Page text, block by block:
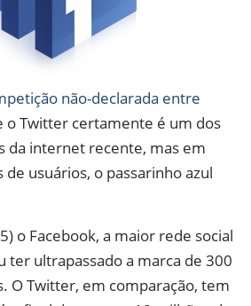
não-declarada entre
o Twitter certamente é um dos
da internet recente, mas em
usuários, o passarinho azul
o Facebook, a maior rede social
ter ultrapassado a marca de 300
O Twitter, em comparação, tem